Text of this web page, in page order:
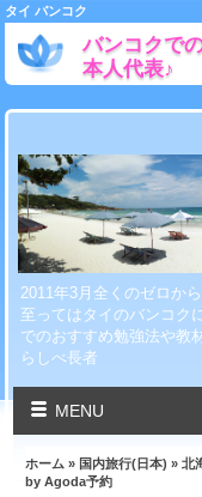
タイ バンコク
バンコクで
本人代表♪
2011年3月全くのゼロか
至ってはタイのバンコク
でのおすすめ勉強法や教
らしべ長者
MENU
ホーム » 国内旅行(日本) »北
by Agoda予約